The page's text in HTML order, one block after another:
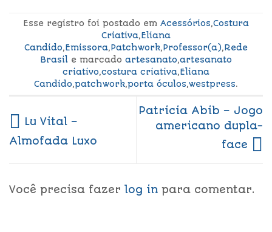
Esse registro foi postado em Acessórios,Costura
Criativa,Eliana
Candido,Emissora,Patchwork,Professor(a),Rede
Brasil e marcado artesanato,artesanato
criativo,costura criativa,Eliana
Candido,patchwork,porta óculos,westpress.
Lu Vital –
Almofada Luxo
Patricia Abib – Jogo
americano dupla-
face
Você precisa fazer log in para comentar.